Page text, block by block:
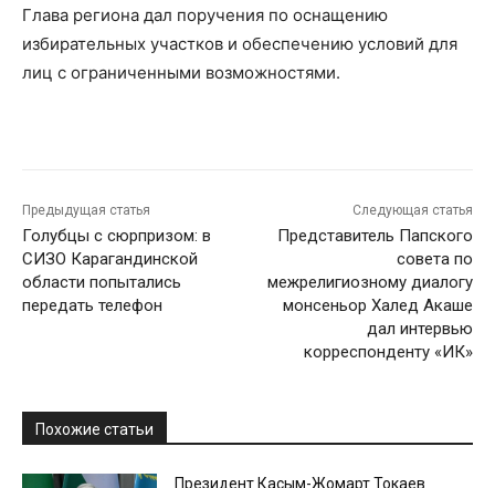
Глава региона дал поручения по оснащению
избирательных участков и обеспечению условий для
лиц с ограниченными возможностями.
Предыдущая статья
Голубцы с сюрпризом: в
СИЗО Карагандинской
области попытались
передать телефон
Следующая статья
Представитель Папского
совета по
межрелигиозному диалогу
монсеньор Халед Акаше
дал интервью
корреспонденту «ИК»
Похожие статьи
Президент Касым-Жомарт Токаев